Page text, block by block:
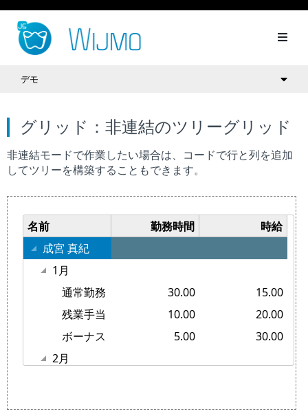
デモ
グリッド：非連結のツリーグリッド
非連結モードで作業したい場合は、コードで行と列を追加
してツリーを構築することもできます。